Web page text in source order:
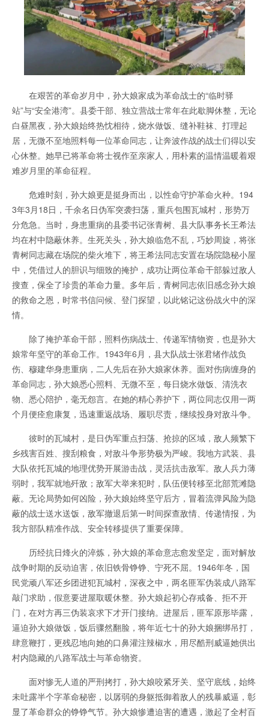
在艰苦的革命岁月中，孙大娘家成为革命战士的“临时驿
站”与“安全港湾”。县委干部、独立营战士常年在此歇脚休整，无论
白昼黑夜，孙大娘始终热忱相待，烧水做饭、缝补鞋袜、打理起
居，无微不至地照料每一位革命同志，让奔波作战的战士们得以安
心休整。她早已将革命将士视作至亲家人，用朴素的温情温暖着艰
难岁月里的革命征程。
危难时刻，孙大娘更是挺身而出，以性命守护革命火种。194
3年3月18日，千余名日伪军突袭扫荡，重兵包围瓦城村，形势万
分危急。当时，身患重病的县委书记张青树 、县大队事务长王希法
均在村中隐蔽休养。生死关头，孙大娘临危不乱，巧妙周旋，将张
青树同志藏在场院的柴火堆下，将王希法同志安置在场院隐秘小屋
中，凭借过人的胆识与细致的掩护，成功让两位革命干部躲过敌人
搜查，保全了珍贵的革命力量。多年后，青树同志依旧感念孙大娘
的救命之恩，时常书信问候、登门探望，以此铭记这份战火中的深
情。
除了掩护革命干部，照料伤病战士、传递军情物资，也是孙大
娘常年坚守的革命工作。1943年6月，县大队战士张君绪作战负
伤、穆建华身患重病，二人先后在孙大娘家休养。面对伤病缠身的
革命同志，孙大娘悉心照料、无微不至，每日烧水做饭、清洗衣
物、悉心陪护，毫无怨言。在她的精心养护下，两位同志仅用一两
个月便痊愈康复，迅速重返战场、履职尽责，继续投身对敌斗争。
彼时的瓦城村，是日伪军重点扫荡、抢掠的区域，敌人频繁下
乡残害百姓、搜刮粮食，对敌斗争形势极为严峻。我地方武装、县
大队依托瓦城的地理优势开展游击战，灵活抗击敌军。敌人兵力薄
弱时，我军就地歼敌；敌军大举来犯时，队伍便转移至北部荒滩隐
蔽。无论局势如何凶险，孙大娘始终坚守后方，冒着流弹风险为隐
蔽的战士送水送饭，敌军撤退后第一时间探查敌情、传递情报，为
我方部队精准作战、安全转移提供了重要保障。
历经抗日烽火的淬炼，孙大娘的革命意志愈发坚定，面对解放
战争时期的反动迫害，依旧铁骨铮铮、宁死不屈。1946年冬，国
民党顽八军还乡团进犯瓦城村，深夜之中，两名匪军伪装成八路军
敲门求助，假意要进屋取暖休整。孙大娘起初心存戒备、拒不开
门，在对方再三伪装哀求下才开门接纳。进屋后，匪军原形毕露，
逼迫孙大娘做饭，饭后骤然翻脸，将年近七十的孙大娘捆绑吊打，
肆意鞭打，更残忍地向她的口鼻灌注辣椒水，用尽酷刑威逼她供出
村内隐藏的八路军战士与革命物资。
面对惨无人道的严刑拷打，孙大娘咬紧牙关、坚守底线，始终
未吐露半个字革命秘密，以孱弱的身躯抵御着敌人的残暴威逼，彰
显了革命群众的铮铮气节。孙大娘惨遭迫害的遭遇，激起了全村百